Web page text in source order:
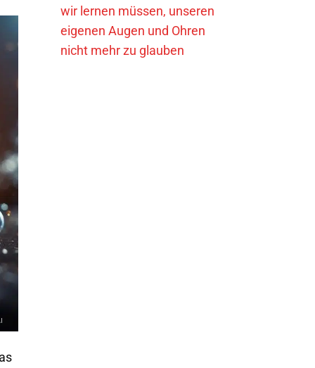
wir lernen müssen, unseren
eigenen Augen und Ohren
nicht mehr zu glauben